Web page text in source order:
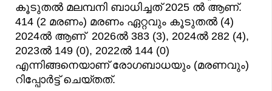
കൂടുതൽ മലമ്പനി ബാധിച്ചത് 2025 ൽ ആണ്.
414 (2 മരണം) മരണം ഏറ്റവും കൂടുതല്‍ (4)
2024ല്‍ ആണ് 2026ല്‍ 383 (3), 2024ല്‍ 282 (4),
2023ല്‍ 149 (0), 2022ല്‍ 144 (0)
എന്നിങ്ങനെയാണ് രോഗബാധയും (മരണവും)
റിപ്പോര്‍ട്ട്‌ ചെയ്തത്.